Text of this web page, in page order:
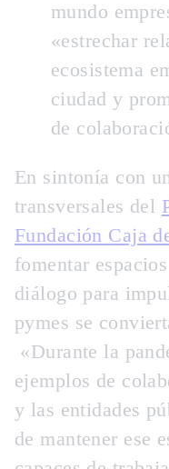
mundo
«estrechar
ecosistema
ciudad y
de
En sintonía con
transversales del
Fundación Caja
fomentar
diálogo para
pymes se
«Durante la
ejemplos de
y las entidades
de mantener ese